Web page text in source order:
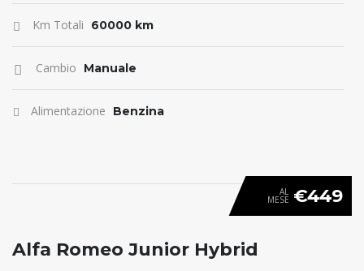
Km Totali 60000 km
Cambio Manuale
Alimentazione Benzina
ANTICIPO 0
AL
MESE €449
Alfa Romeo Junior Hybrid